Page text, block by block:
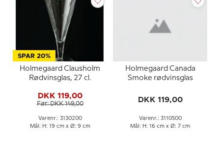
SPAR 20%
Holmegaard Clausholm
Rødvinsglas, 27 cl.
DKK 119,00
Før: DKK 149,00
Varenr.: 3130200
Mål: H: 19 cm x Ø: 9 cm
Holmegaard Canada
Smoke rødvinsglas
DKK 119,00
Varenr.: 3110500
Mål: H: 16 cm x Ø: 7 cm